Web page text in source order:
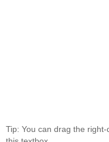
Tip: You can drag the